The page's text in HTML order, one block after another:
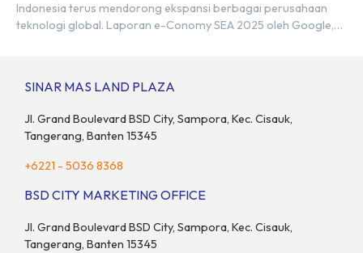
Indonesia terus mendorong ekspansi berbagai perusahaan
teknologi global. Laporan e-Conomy SEA 2025 oleh Google,
sebesar 14% dibandingkan dengan tahun sebelumnya. Kondisi
SINAR MAS LAND PLAZA
Jl. Grand Boulevard BSD City, Sampora, Kec. Cisauk,
Tangerang, Banten 15345
+6221 - 5036 8368
BSD CITY MARKETING OFFICE
Jl. Grand Boulevard BSD City, Sampora, Kec. Cisauk,
Tangerang, Banten 15345